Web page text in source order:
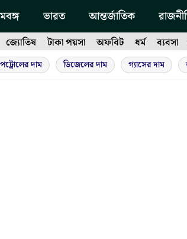
ভারত আন্তর্জাতিক
জ্যোতিষ টাকা পয়সা অফবিট ধর্ম ব্যবসা
দাম ডিজেলের দাম গ্যাসের দাম